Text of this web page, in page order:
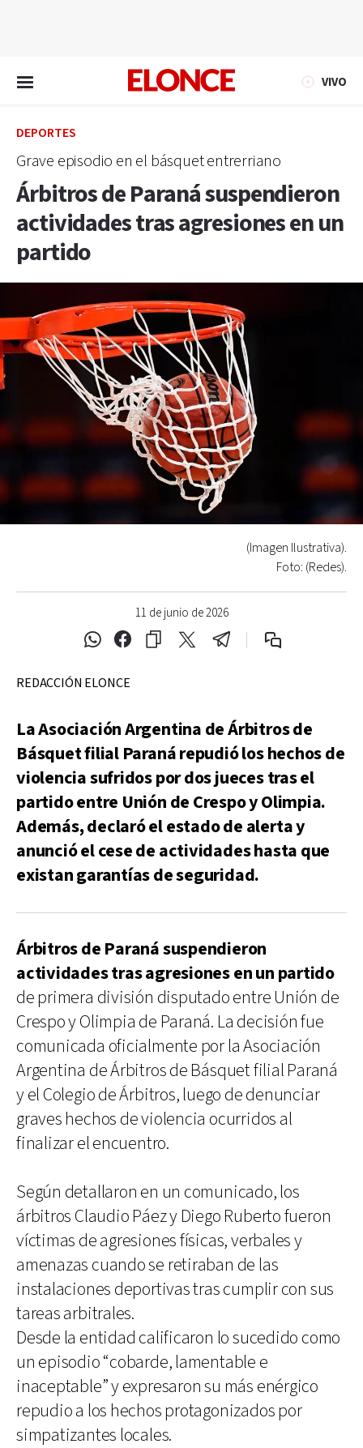
VIVO
DEPORTES
Grave episodio en el básquet entrerriano
Árbitros de Paraná suspendieron
actividades tras agresiones en un
partido
11 de junio de 2026
(Imagen Ilustrativa).
Foto: (Redes).
REDACCIÓN ELONCE
La Asociación Argentina de Árbitros de
Básquet filial Paraná repudió los hechos de
violencia sufridos por dos jueces tras el
partido entre Unión de Crespo y Olimpia.
Además, declaró el estado de alerta y
anunció el cese de actividades hasta que
existan garantías de seguridad.
Árbitros de Paraná suspendieron
actividades tras agresiones en un partido
de primera división disputado entre Unión de
Crespo y Olimpia de Paraná. La decisión fue
comunicada oficialmente por la Asociación
Argentina de Árbitros de Básquet filial Paraná
y el Colegio de Árbitros, luego de denunciar
graves hechos de violencia ocurridos al
finalizar el encuentro.
Según detallaron en un comunicado, los
árbitros Claudio Páez y Diego Ruberto fueron
víctimas de agresiones físicas, verbales y
amenazas cuando se retiraban de las
instalaciones deportivas tras cumplir con sus
tareas arbitrales.
Desde la entidad calificaron lo sucedido como
un episodio “cobarde, lamentable e
inaceptable” y expresaron su más enérgico
repudio a los hechos protagonizados por
simpatizantes locales.